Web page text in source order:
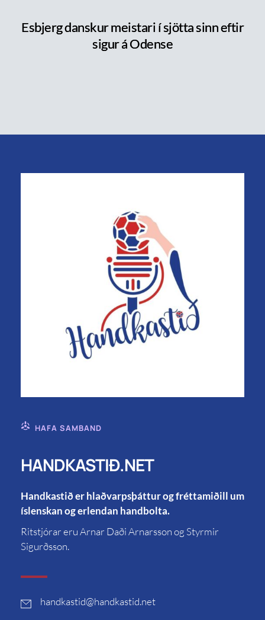
Esbjerg danskur meistari í sjötta sinn eftir
sigur á Odense
HAFA SAMBAND
HANDKASTIÐ.NET
Handkastið er hlaðvarpsþáttur og fréttamiðill um
íslenskan og erlendan handbolta.
Ritstjórar eru Arnar Daði Arnarsson og Styrmir
Sigurðsson.
handkastid@handkastid.net